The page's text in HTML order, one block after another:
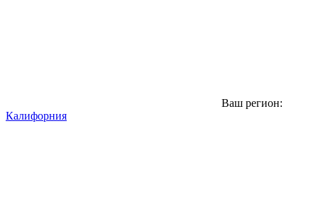
Ваш регион:
Калифорния